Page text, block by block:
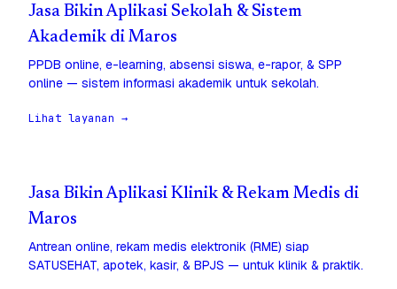
Jasa Bikin Aplikasi Sekolah & Sistem
Akademik di Maros
PPDB online, e-learning, absensi siswa, e-rapor, & SPP
online — sistem informasi akademik untuk sekolah.
Lihat layanan →
Jasa Bikin Aplikasi Klinik & Rekam Medis di
Maros
Antrean online, rekam medis elektronik (RME) siap
SATUSEHAT, apotek, kasir, & BPJS — untuk klinik & praktik.